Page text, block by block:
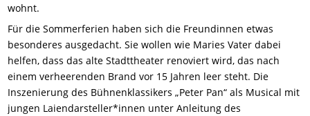
wohnt.
Für die Sommerferien haben sich die Freundinnen etwas
besonderes ausgedacht. Sie wollen wie Maries Vater dabei
helfen, dass das alte Stadttheater renoviert wird, das nach
einem verheerenden Brand vor 15 Jahren leer steht. Die
Inszenierung des Bühnenklassikers „Peter Pan“ als Musical mit
jungen Laiendarsteller*innen unter Anleitung des